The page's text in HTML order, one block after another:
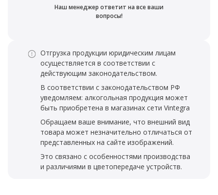
Наш менеджер ответит на все ваши
вопросы!
Отгрузка продукции юридическим лицам
осуществляется в соответствии с
действующим законодательством.
В соответствии с законодательством РФ
уведомляем: алкогольная продукция может
быть приобретена в магазинах сети Vintegra
Обращаем ваше внимание, что внешний вид
товара может незначительно отличаться от
представленных на сайте изображений.
Это связано с особенностями производства
и различиями в цветопередаче устройств.